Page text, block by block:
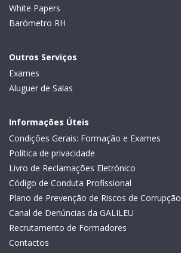
White Papers
Barómetro RH
Outros Serviços
Exames
Aluguer de Salas
Informações Úteis
Condições Gerais: Formação e Exames
Política de privacidade
Livro de Reclamações Eletrónico
Código de Conduta Profissional
Plano de Prevenção de Riscos de Corrupção
Canal de Denúncias da GALILEU
Recrutamento de Formadores
Contactos